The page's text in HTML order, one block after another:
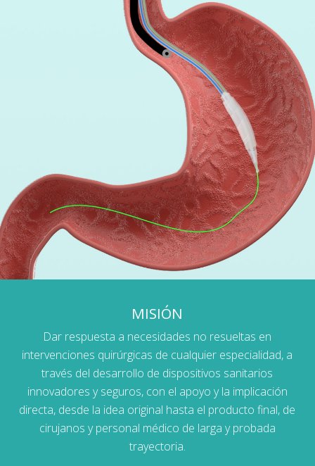
MISIÓN
Dar respuesta a necesidades no resueltas en
intervenciones quirúrgicas de cualquier especialidad, a
través del desarrollo de dispositivos sanitarios
innovadores y seguros, con el apoyo y la implicación
directa, desde la idea original hasta el producto final, de
cirujanos y personal médico de larga y probada
trayectoria.